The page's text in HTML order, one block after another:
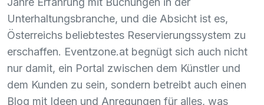
Unterhaltungsbranche, und die Absicht ist es,
Österreichs beliebtestes Reservierungssystem zu
erschaffen. Eventzone.at begnügt sich auch nicht
nur damit, ein Portal zwischen dem Künstler und
dem Kunden zu sein, sondern betreibt auch einen
Blog mit Ideen und Anregungen für alles, was